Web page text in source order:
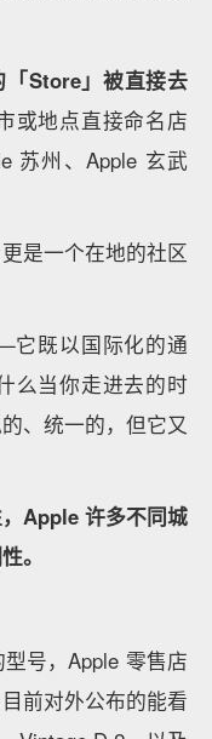
。Today at Apple
连接了在地的创意
部分。
这次静安门
沪誌项⽬的
区空间的意义——即
社区里常举办的活
点」阿伦茨曾这样
是否帮助你释放创
购买 Apple 的产
卷时更多会问到的